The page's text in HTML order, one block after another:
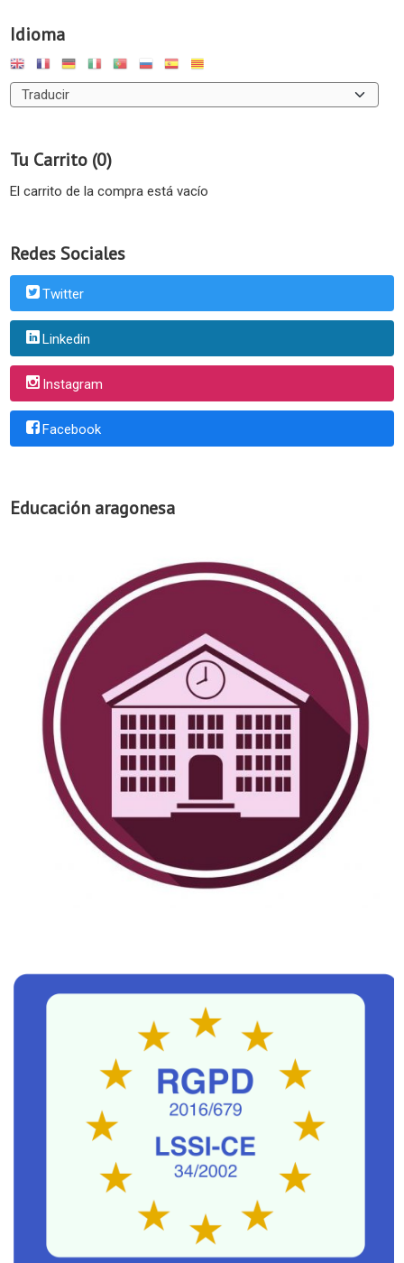
Idioma
Tu Carrito (0)
El carrito de la compra está vacío
Redes Sociales
Twitter
Linkedin
Instagram
Facebook
Educación aragonesa